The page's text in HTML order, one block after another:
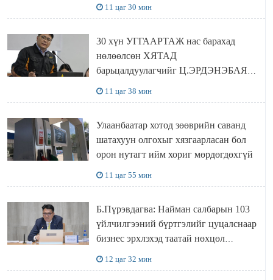
11 цаг 30 мин
30 хүн УГГААРТАЖ нас барахад
нөлөөлсөн ХЯТАД
барьцалдуулагчийг Ц.ЭРДЭНЭБАЯР
11 цаг 38 мин
Улаанбаатар хотод зөөврийн саванд
шатахуун олгохыг хязгаарласан бол
орон нутагт ийм хориг мөрдөгдөхгүй
11 цаг 55 мин
Б.Пүрэвдагва: Найман салбарын 103
үйлчилгээний бүртгэлийг цуцалснаар
бизнес эрхлэхэд таатай нөхцөл
12 цаг 32 мин